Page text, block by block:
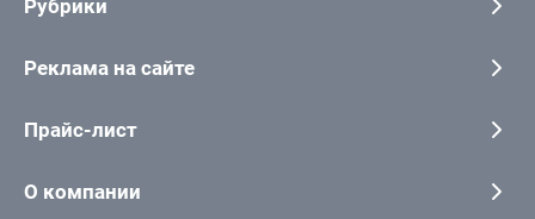
Рубрики
Реклама на сайте
Прайс-лист
О компании